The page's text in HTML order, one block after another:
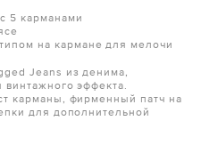
5 карманами
на кармане для мелочи
Jeans из денима,
эффекта.
карманы, фирменный патч на
для дополнительной